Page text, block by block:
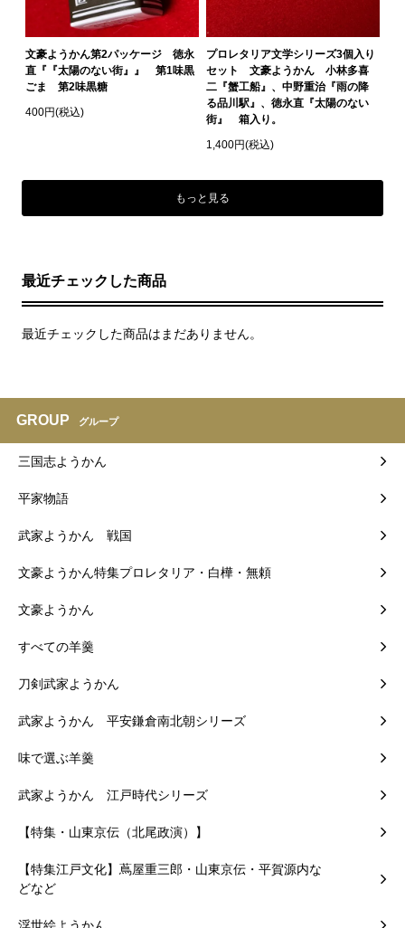
文豪ようかん第2パッケージ 徳永
直『『太陽のない街』』 第1味黒
ごま 第2味黒糖
400円(税込)
プロレタリア文学シリーズ3個入り
セット 文豪ようかん 小林多喜
二『蟹工船』、中野重治『雨の降
る品川駅』、徳永直『太陽のない
街』 箱入り。
1,400円(税込)
もっと見る
最近チェックした商品
最近チェックした商品はまだありません。
GROUP グループ
三国志ようかん
平家物語
武家ようかん 戦国
文豪ようかん特集プロレタリア・白樺・無頼
文豪ようかん
すべての羊羹
刀剣武家ようかん
武家ようかん 平安鎌倉南北朝シリーズ
味で選ぶ羊羹
武家ようかん 江戸時代シリーズ
【特集・山東京伝（北尾政演）】
【特集江戸文化】蔦屋重三郎・山東京伝・平賀源内な
どなど